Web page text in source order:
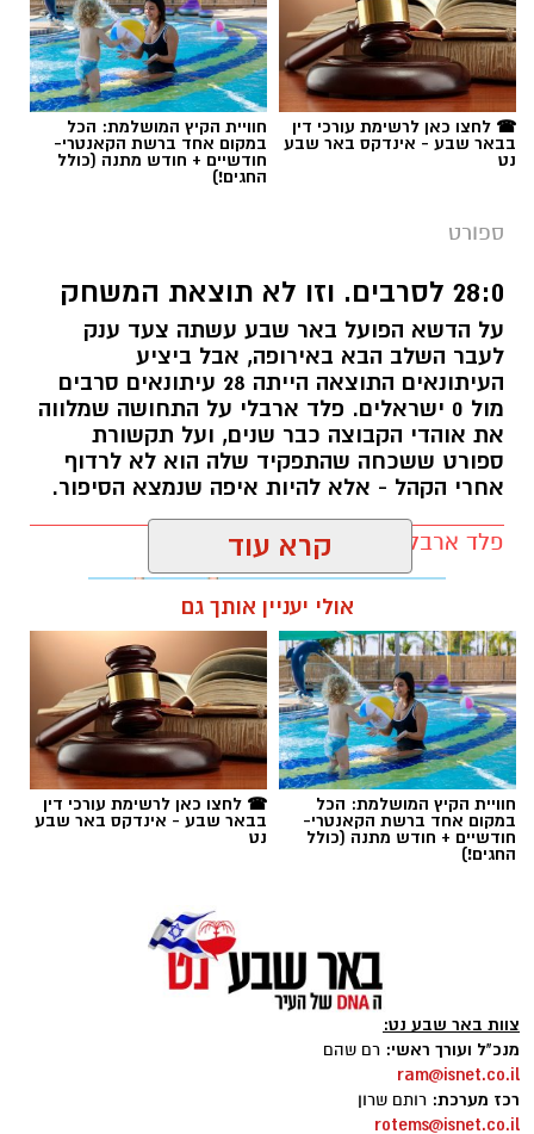
☎ לחצו כאן לרשימת עורכי דין
בבאר שבע - אינדקס באר שבע
נט
חוויית הקיץ המושלמת: הכל
במקום אחד ברשת הקאנטרי-
חודשיים + חודש מתנה (כולל
החגים!)
ספורט
28:0 לסרבים. וזו לא תוצאת המשחק
על הדשא הפועל באר שבע עשתה צעד ענק
לעבר השלב הבא באירופה, אבל ביציע
העיתונאים התוצאה הייתה 28 עיתונאים סרבים
מול 0 ישראלים. פלד ארבלי על התחושה שמלווה
את אוהדי הקבוצה כבר שנים, ועל תקשורת
ספורט ששכחה שהתפקיד שלה הוא לא לרדוף
אחרי הקהל - אלא להיות איפה שנמצא הסיפור.
פלד ארבלי / 12:04 05.08.26
תגים:הפועל באר שבע
קרדיט: הפועל ''ויקטורי'' באר שבע
קרא עוד
אולי יעניין אותך גם
חוויית הקיץ המושלמת: הכל
במקום אחד ברשת הקאנטרי-
חודשיים + חודש מתנה (כולל
החגים!)
☎ לחצו כאן לרשימת עורכי דין
בבאר שבע - אינדקס באר שבע
נט
צוות באר שבע נט:
מנכ"ל ועורך ראשי: רם שהם
ram@isnet.co.il
רכז מערכת: רותם שרון
rotems@isnet.co.il